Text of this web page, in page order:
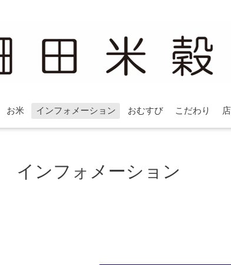
お米 インフォメーション おむすび こだわり
インフォメーション